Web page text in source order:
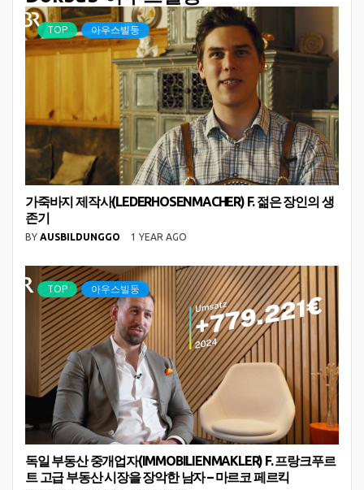
TOP 아우스빌둥
가죽바지 제작사(LEDERHOSENMACHER) F. 젊은 장인의 생
존기
BY AUSBILDUNGGO 1 YEAR AGO
TOP 아우스빌둥
독일 부동산 중개업자(IMMOBILIENMAKLER) F. 프랑크푸르
트 고급 부동산 시장을 장악한 남자 – 마르코 페르킥